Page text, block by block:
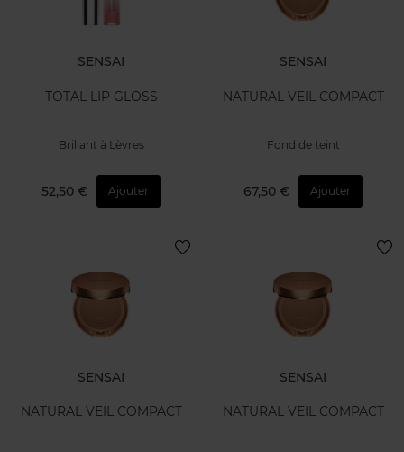
SENSAI
TOTAL LIP GLOSS
Brillant à Lèvres
52,50 € Ajouter
SENSAI
NATURAL VEIL COMPACT
Fond de teint
67,50 € Ajouter
SENSAI
NATURAL VEIL COMPACT
SENSAI
NATURAL VEIL COMPACT